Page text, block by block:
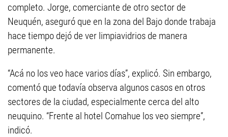
completo. Jorge, comerciante de otro sector de
Neuquén, aseguró que en la zona del Bajo donde trabaja
hace tiempo dejó de ver limpiavidrios de manera
permanente.
“Acá no los veo hace varios días”, explicó. Sin embargo,
comentó que todavía observa algunos casos en otros
sectores de la ciudad, especialmente cerca del alto
neuquino. “Frente al hotel Comahue los veo siempre”,
indicó.